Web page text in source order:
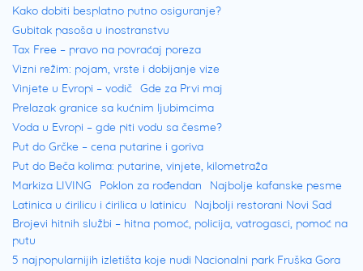
Kako dobiti besplatno putno osiguranje?
Gubitak pasoša u inostranstvu
Tax Free – pravo na povraćaj poreza
Vizni režim: pojam, vrste i dobijanje vize
Vinjete u Evropi – vodič Gde za Prvi maj
Prelazak granice sa kućnim ljubimcima
Voda u Evropi – gde piti vodu sa česme?
Put do Grčke – cena putarine i goriva
Put do Beča kolima: putarine, vinjete, kilometraža
Markiza LIVING
Poklon za rođendan
Najbolje kafanske pesme
Latinica u ćirilicu i ćirilica u latinicu
Najbolji restorani Novi Sad
Brojevi hitnih službi – hitna pomoć, policija, vatrogasci, pomoć na
putu
5 najpopularnijih izletišta koje nudi Nacionalni park Fruška Gora